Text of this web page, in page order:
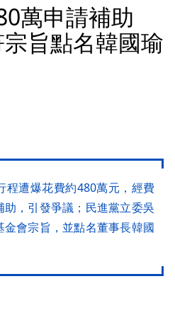
萬申請補助
旨點名韓國瑜
程遭爆花費約480萬元，經費
，引發爭議；民進黨立委吳
會宗旨，並點名董事長韓國